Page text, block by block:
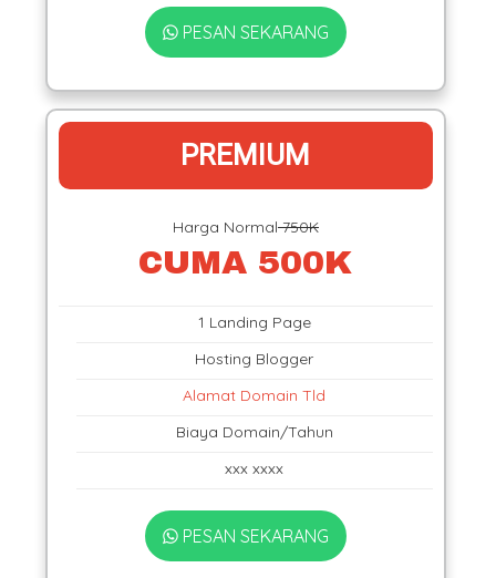
PESAN SEKARANG
PREMIUM
Harga Normal750K
CUMA 500K
1 Landing Page
Hosting Blogger
Alamat Domain Tld
Biaya Domain/Tahun
xxx xxxx
PESAN SEKARANG